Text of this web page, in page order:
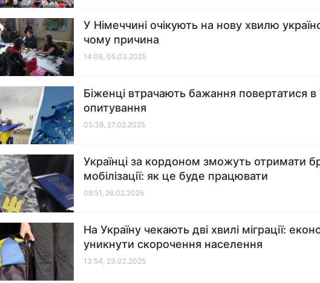
У Німеччині очікують на нову хвилю
чому причина
14:08, 05.03.2025
Біженці втрачають бажання повертатися в
опитування
05:39, 27.02.2025
Українці за кордоном зможуть отримати
мобілізації: як це буде працювати
09:51, 26.02.2025
На Україну чекають дві хвилі міграції:
уникнути скорочення населення
13:54, 23.02.2025